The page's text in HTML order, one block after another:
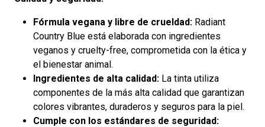
Fórmula vegana y libre de crueldad: Radiant
Country Blue está elaborada con ingredientes
veganos y cruelty-free, comprometida con la ética y
el bienestar animal.
Ingredientes de alta calidad: La tinta utiliza
componentes de la más alta calidad que garantizan
colores vibrantes, duraderos y seguros para la piel.
Cumple con los estándares de seguridad: